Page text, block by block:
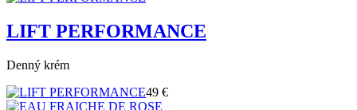
LIFT PERFORMANCE
Denný krém
49 €